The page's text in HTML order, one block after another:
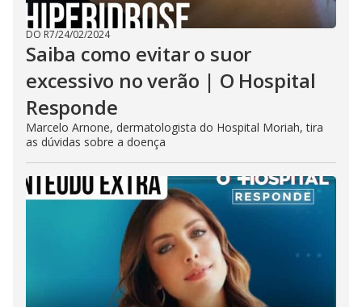
DO R7/24/02/2024
Saiba como evitar o suor
excessivo no verão | O Hospital
Responde
Marcelo Arnone, dermatologista do Hospital Moriah, tira
as dúvidas sobre a doença